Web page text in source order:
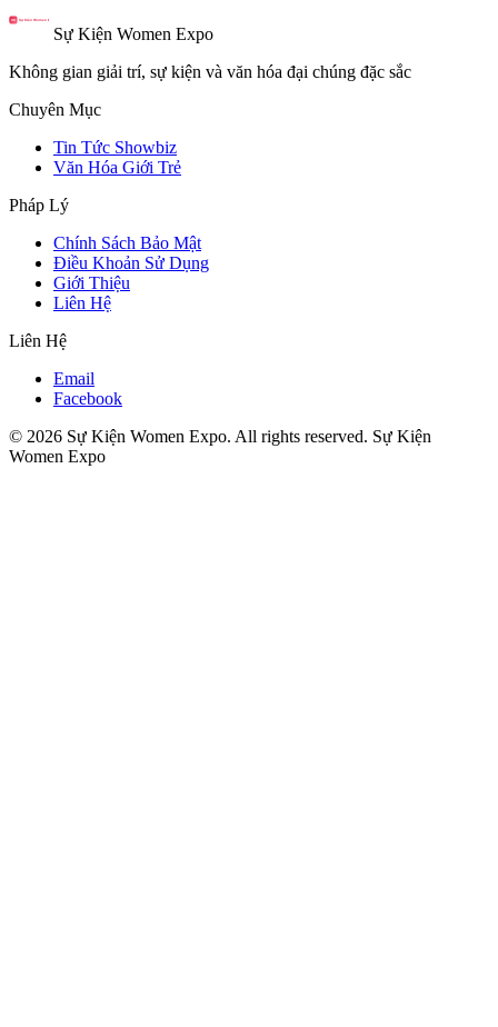
Sự Kiện Women Expo
Không gian giải trí, sự kiện và văn hóa đại chúng đặc sắc
Chuyên Mục
Tin Tức Showbiz
Văn Hóa Giới Trẻ
Pháp Lý
Chính Sách Bảo Mật
Điều Khoản Sử Dụng
Giới Thiệu
Liên Hệ
Liên Hệ
Email
Facebook
© 2026 Sự Kiện Women Expo. All rights reserved. Sự Kiện
Women Expo